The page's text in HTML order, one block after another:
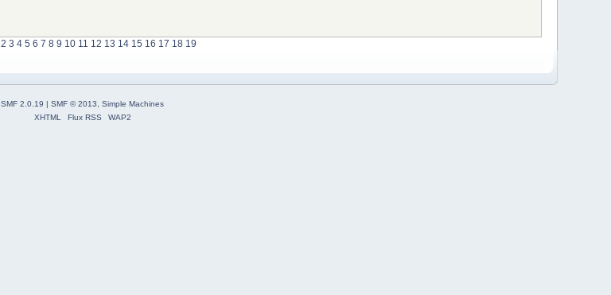
2 3 4 5 6 7 8 9 10 11 12 13 14 15 16 17 18 19
SMF 2.0.19 | SMF © 2013, Simple Machines
XHTML
Flux RSS WAP2